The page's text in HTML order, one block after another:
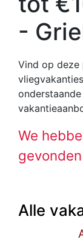
-
Vind op deze
We
Alle